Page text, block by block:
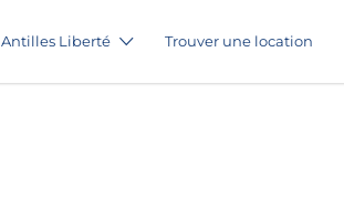
Antilles Liberté Trouver une location